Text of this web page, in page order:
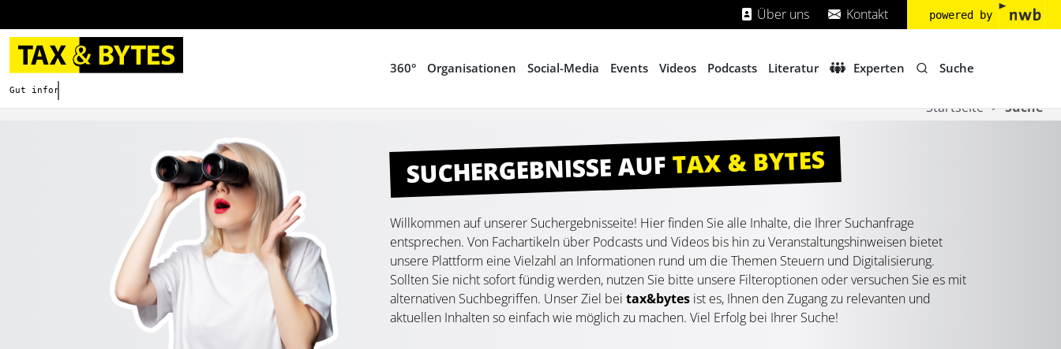
Über uns Kontakt powered by
Gut informieren. Besser digitalisieren.
360° Organisationen Social-Media Events Videos Podcasts Literatur Experten Suche
Startseite Suche
SUCHERGEBNISSE AUFTAX & BYTES
Willkommen auf unserer Suchergebnisseite! Hier finden Sie alle Inhalte, die Ihrer Suchanfrage
entsprechen. Von Fachartikeln über Podcasts und Videos bis hin zu Veranstaltungshinweisen bietet
unsere Plattform eine Vielzahl an Informationen rund um die Themen Steuern und Digitalisierung.
Sollten Sie nicht sofort fündig werden, nutzen Sie bitte unsere Filteroptionen oder versuchen Sie es mit
alternativen Suchbegriffen. Unser Ziel bei tax&bytes ist es, Ihnen den Zugang zu relevanten und
aktuellen Inhalten so einfach wie möglich zu machen. Viel Erfolg bei Ihrer Suche!